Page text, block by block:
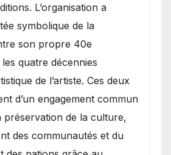
L’organisation a
symbolique de la
son propre 40e
quatre décennies
de l’artiste. Ces deux
d’un engagement commun
préservation de la culture,
des communautés et du